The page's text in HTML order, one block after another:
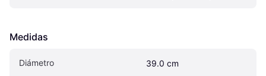
Medidas
Diámetro 39.0 cm